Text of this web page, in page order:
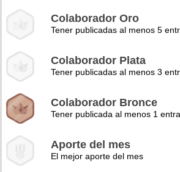
Colaborador Oro
Tener publicadas al menos 5
Colaborador Plata
Tener publicadas al menos 3
Colaborador Bronce
Tener publicada al menos 1
Aporte del mes
El mejor aporte del mes